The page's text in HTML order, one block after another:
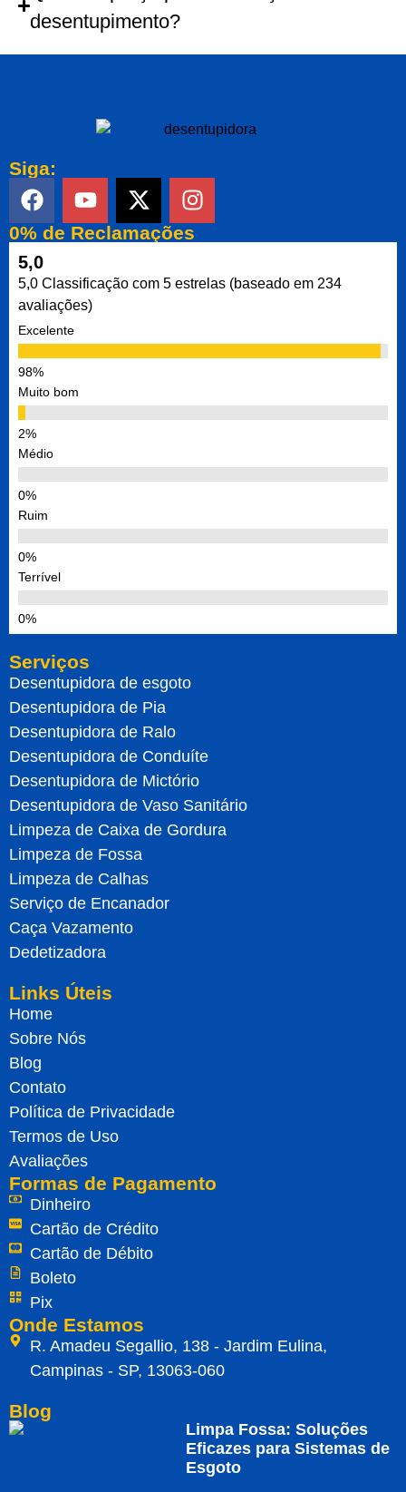
desentupimento?
Siga:
0% de Reclamações
5,0
5,0 Classificação com 5 estrelas (baseado em 234
avaliações)
Excelente
Muito bom
Médio
Ruim
Terrível
Serviços
Desentupidora de esgoto
Desentupidora de Pia
Desentupidora de Ralo
Desentupidora de Conduíte
Desentupidora de Mictório
Desentupidora de Vaso Sanitário
Limpeza de Caixa de Gordura
Limpeza de Fossa
Limpeza de Calhas
Serviço de Encanador
Caça Vazamento
Dedetizadora
Links Úteis
Home
Sobre Nós
Blog
Contato
Política de Privacidade
Termos de Uso
Avaliações
Formas de Pagamento
Dinheiro
Cartão de Crédito
Cartão de Débito
Boleto
Pix
Onde Estamos
R. Amadeu Segallio, 138 - Jardim Eulina,
Campinas - SP, 13063-060
Blog
Limpa Fossa: Soluções
Eficazes para Sistemas de
Esgoto